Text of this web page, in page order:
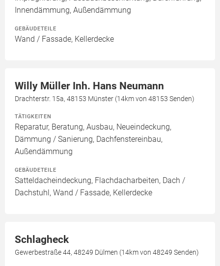
Innendämmung, Außendämmung
GEBÄUDETEILE
Wand / Fassade, Kellerdecke
Willy Müller Inh. Hans Neumann
Drachterstr. 15a, 48153 Münster (14km von 48153 Senden)
TÄTIGKEITEN
Reparatur, Beratung, Ausbau, Neueindeckung,
Dämmung / Sanierung, Dachfenstereinbau,
Außendämmung
GEBÄUDETEILE
Satteldacheindeckung, Flachdacharbeiten, Dach /
Dachstuhl, Wand / Fassade, Kellerdecke
Schlagheck
Gewerbestraße 44, 48249 Dülmen (14km von 48249 Senden)